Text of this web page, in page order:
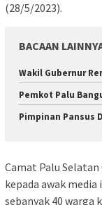
(28/5/2023).
BACAAN
Wakil Gubernur
Pemkot Palu
Pimpinan Pansus
Camat Palu
kepada awak
sebanyak 40 warga